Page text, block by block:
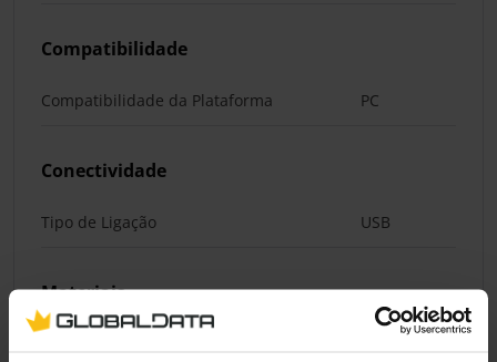
Compatibilidade
Compatibilidade da Plataforma PC
Conectividade
Tipo de Ligação USB
Materiais